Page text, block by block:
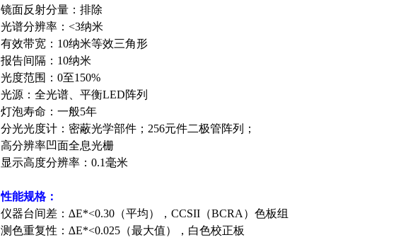
镜面反射分量：排除
光谱分辨率：<3纳米
有效带宽：10纳米等效三角形
报告间隔：10纳米
光度范围：0至150%
光源：全光谱、平衡LED阵列
灯泡寿命：一般5年
分光光度计：密蔽光学部件；256元件二极管阵列；
高分辨率凹面全息光栅
显示高度分辨率：0.1毫米
性能规格：
仪器台间差：∆E*<0.30（平均），CCSII（BCRA）色板组
测色重复性：∆E*<0.025（最大值），白色校正板